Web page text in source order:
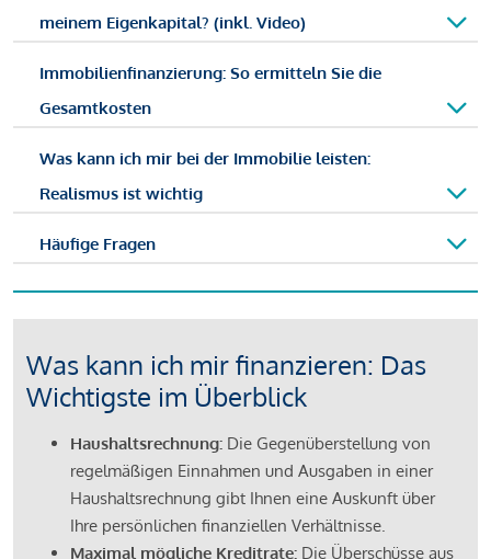
meinem Eigenkapital? (inkl. Video)
Immobilienfinanzierung: So ermitteln Sie die
Gesamtkosten
Was kann ich mir bei der Immobilie leisten:
Realismus ist wichtig
Häufige Fragen
Was kann ich mir finanzieren: Das
Wichtigste im Überblick
Haushaltsrechnung: Die Gegenüberstellung von
regelmäßigen Einnahmen und Ausgaben in einer
Haushaltsrechnung gibt Ihnen eine Auskunft über
Ihre persönlichen finanziellen Verhältnisse.
Maximal mögliche Kreditrate: Die Überschüsse aus